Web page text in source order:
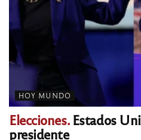
HOY MUNDO
Elecciones.Estados
presidente